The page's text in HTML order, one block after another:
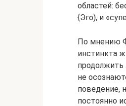
областей:
{Эго), и
По мнению
инстинкта
продолжить
не
поведение,
постоянно